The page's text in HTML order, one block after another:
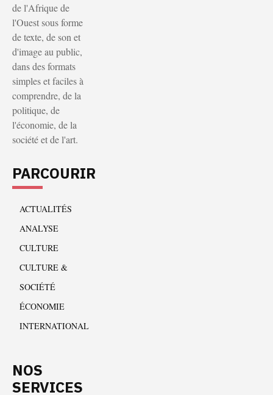
de l'Afrique de
l'Ouest sous forme
de texte, de son et
d'image au public,
dans des formats
simples et faciles à
comprendre, de la
politique, de
l'économie, de la
société et de l'art.
PARCOURIR
ACTUALITÉS
ANALYSE
CULTURE
CULTURE &
SOCIÉTÉ
ÉCONOMIE
INTERNATIONAL
NOS
SERVICES